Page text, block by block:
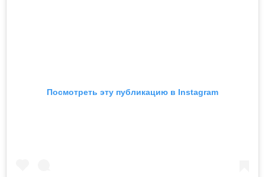
Посмотреть эту публикацию в Instagram